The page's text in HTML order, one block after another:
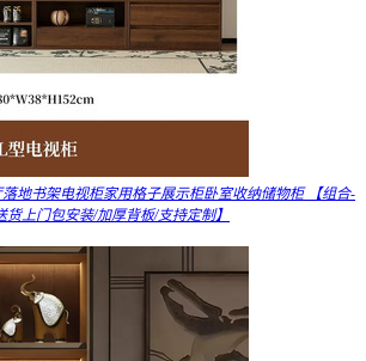
地书架电视柜家用格子展示柜卧室收纳储物柜 【组合-
上门包安装/加厚背板/支持定制】